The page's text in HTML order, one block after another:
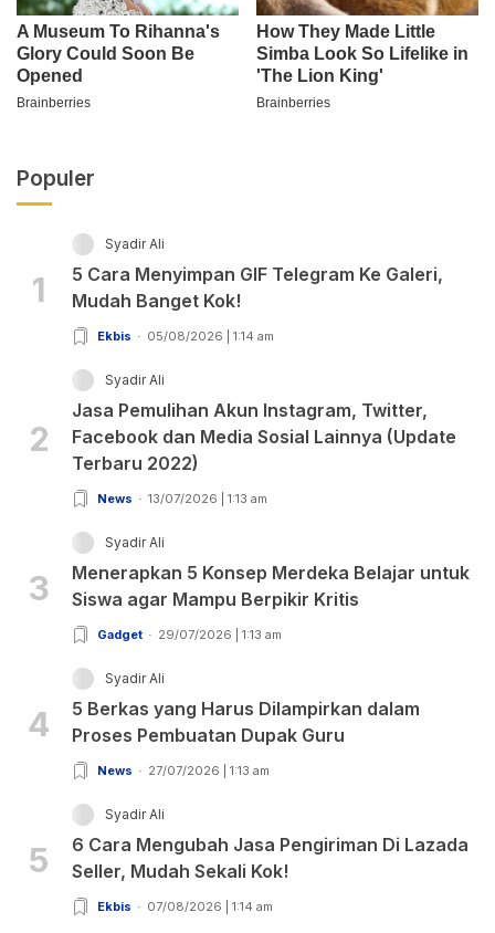
Populer
1
Syadir Ali
5 Cara Menyimpan GIF Telegram Ke Galeri,
Mudah Banget Kok!
Ekbis 05/08/2026 | 1:14 am
2
Syadir Ali
Jasa Pemulihan Akun Instagram, Twitter,
Facebook dan Media Sosial Lainnya (Update
Terbaru 2022)
News 13/07/2026 | 1:13 am
3
Syadir Ali
Menerapkan 5 Konsep Merdeka Belajar untuk
Siswa agar Mampu Berpikir Kritis
Gadget 29/07/2026 | 1:13 am
4
Syadir Ali
5 Berkas yang Harus Dilampirkan dalam
Proses Pembuatan Dupak Guru
News 27/07/2026 | 1:13 am
5
Syadir Ali
6 Cara Mengubah Jasa Pengiriman Di Lazada
Seller, Mudah Sekali Kok!
Ekbis 07/08/2026 | 1:14 am